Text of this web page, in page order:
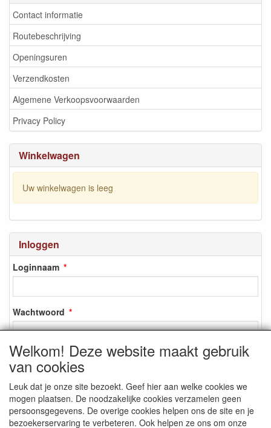
Contact informatie
Routebeschrijving
Openingsuren
Verzendkosten
Algemene Verkoopsvoorwaarden
Privacy Policy
Winkelwagen
Uw winkelwagen is leeg
Inloggen
Loginnaam
Wachtwoord
Registreren
Wachtwoord vergeten?
Welkom! Deze website maakt gebruik
van cookies
Leuk dat je onze site bezoekt. Geef hier aan welke cookies we
mogen plaatsen. De noodzakelijke cookies verzamelen geen
persoonsgegevens. De overige cookies helpen ons de site en je
bezoekerservaring te verbeteren. Ook helpen ze ons om onze